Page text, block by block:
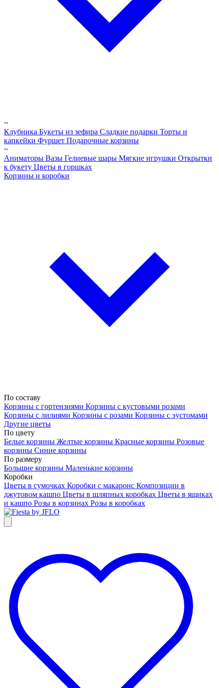
~
Клубника Букеты из зефира Сладкие подарки Торты и
капкейки Фуршет Подарочные корзины
~
Аниматоры Вазы Гелиевые шары Мягкие игрушки Открытки
к букету Цветы в горшках
Корзины и коробки
По составу
Корзины с гортензиями Корзины с кустовыми розами
Корзины с лилиями Корзины с розами Корзины с эустомами
Другие цветы
По цвету
Белые корзины Желтые корзины Красные корзины Розовые
корзины Синие корзины
По размеру
Большие корзины Маленькие корзины
Коробки
Цветы в сумочках Коробки с макаронс Композиции в
джутовом кашпо Цветы в шляпных коробках Цветы в ящиках
и кашпо Розы в корзинах Розы в коробках